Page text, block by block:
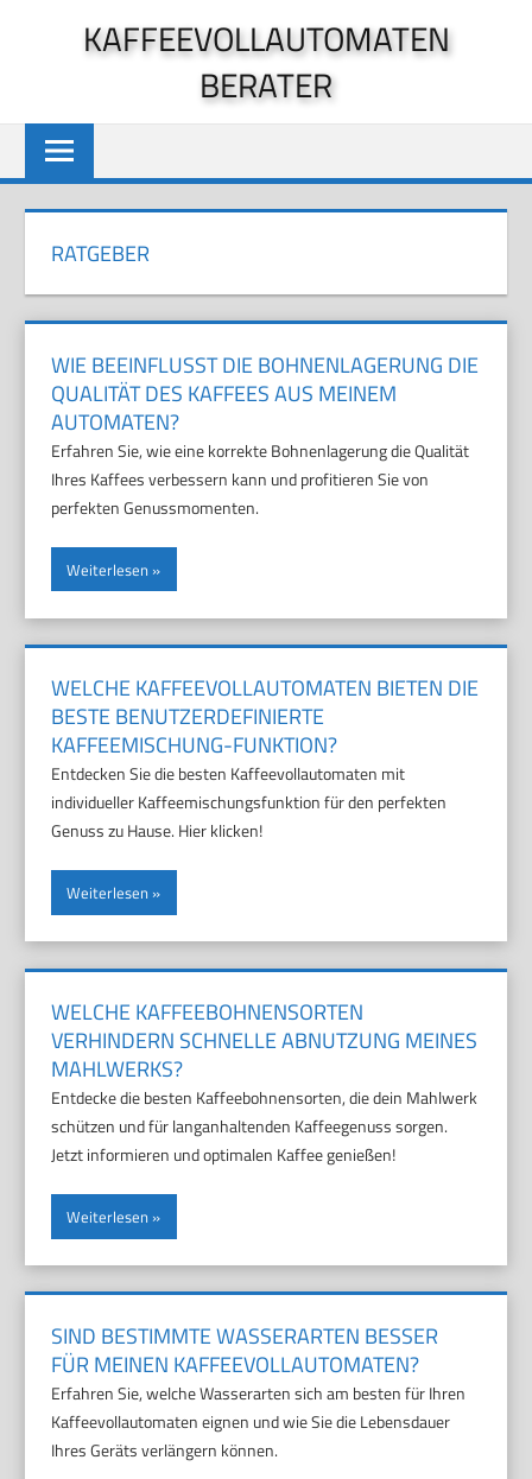
KAFFEEVOLLAUTOMATEN
BERATER
RATGEBER
WIE BEEINFLUSST DIE BOHNENLAGERUNG DIE
QUALITÄT DES KAFFEES AUS MEINEM
AUTOMATEN?
Erfahren Sie, wie eine korrekte Bohnenlagerung die Qualität
Ihres Kaffees verbessern kann und profitieren Sie von
perfekten Genussmomenten.
Weiterlesen
WELCHE KAFFEEVOLLAUTOMATEN BIETEN DIE
BESTE BENUTZERDEFINIERTE
KAFFEEMISCHUNG-FUNKTION?
Entdecken Sie die besten Kaffeevollautomaten mit
individueller Kaffeemischungsfunktion für den perfekten
Genuss zu Hause. Hier klicken!
Weiterlesen
WELCHE KAFFEEBOHNENSORTEN
VERHINDERN SCHNELLE ABNUTZUNG MEINES
MAHLWERKS?
Entdecke die besten Kaffeebohnensorten, die dein Mahlwerk
schützen und für langanhaltenden Kaffeegenuss sorgen.
Jetzt informieren und optimalen Kaffee genießen!
Weiterlesen
SIND BESTIMMTE WASSERARTEN BESSER
FÜR MEINEN KAFFEEVOLLAUTOMATEN?
Erfahren Sie, welche Wasserarten sich am besten für Ihren
Kaffeevollautomaten eignen und wie Sie die Lebensdauer
Ihres Geräts verlängern können.